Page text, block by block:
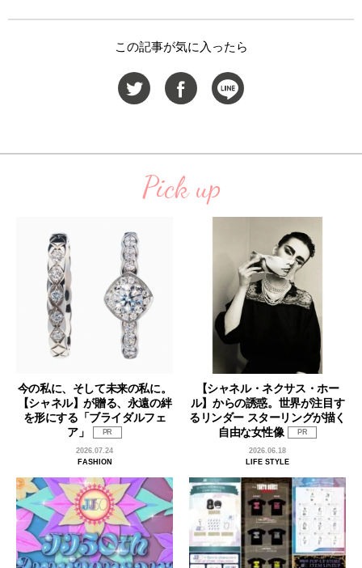
この記事が気に入ったら
Pick up
今の私に、そして未来の私に。
【シャネル】が贈る、永遠の絆
を形にする「ブライダルフェ
ア」
PR
2026.07.24
FASHION
【シャネル・ネクサス・ホー
ル】からの誘惑。世界が注目す
るリンダー スターリングが描く
自由な女性像
PR
2026.06.18
LIFE STYLE